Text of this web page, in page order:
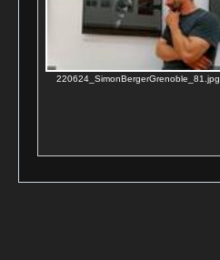
220624_SimonBergerGrenoble_81.jpg